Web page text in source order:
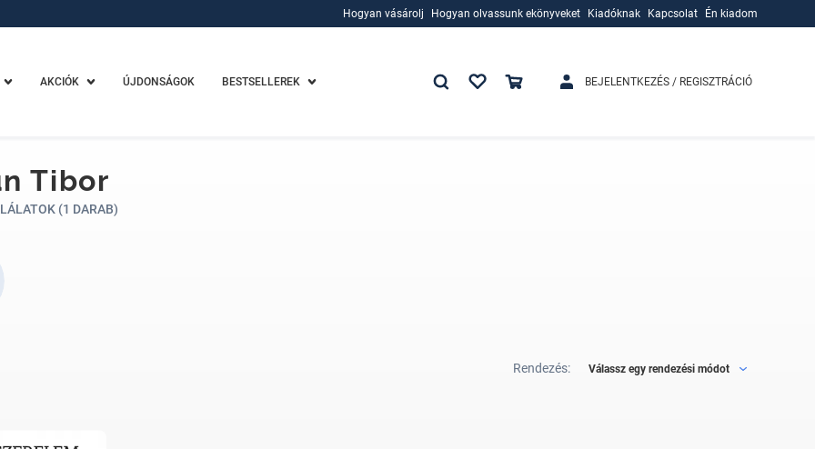
Hogyan vásárolj
Hogyan olvassunk ekönyveket
Kiadóknak
Kapcsolat Én kiadom
AKCIÓK ÚJDONSÁGOK BESTSELLEREK BEJELENTKEZÉS / REGISZTRÁCIÓ
Tibor
(1 DARAB)
Rendezés: Válassz egy rendezési módot